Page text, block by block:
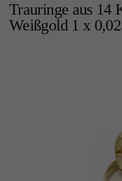
Trauringe aus 14
Weißgold 1 x